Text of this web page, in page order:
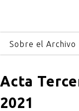
Sobre el Archivo
Acta
2021